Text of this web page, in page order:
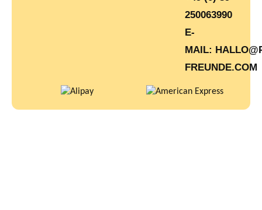
250063990
E-
MAIL:
FREUNDE.COM